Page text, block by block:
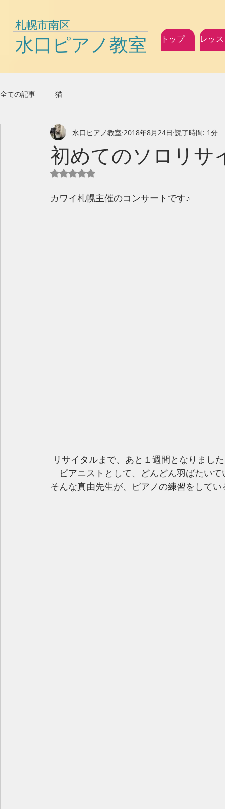
札幌市南区
水口ピアノ教室 トップ レッ
全ての記事 猫
初めてのソロリサ
水口ピアノ教室 2018年8月24日 読了時間: 1分
5つ星のうちNaNと評価されています。
カワイ札幌主催のコンサートです♪
リサイタルまで、あと１週間となりまし
ピアニストとして、どんどん羽ばたい
そんな真由先生が、ピアノの練習をして